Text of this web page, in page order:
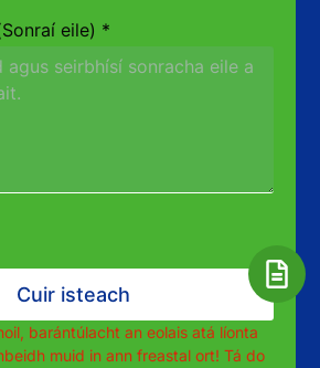
eile) *
Cuir isteach
barántúlacht an eolais atá líonta
muid in ann freastal ort! Tá do